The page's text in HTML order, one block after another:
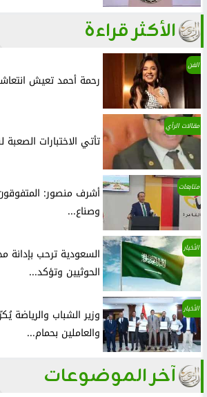
الأكثر قراءة
الفن
رحمة أحمد تعيش انتعاشة
مقالات الرأي
تأتي الاختبارات الصعبة
متابعات
أشرف منصور:
وصناع...
الأخبار
السعودية ترحب
الحوثيين وتؤكد...
الأخبار
وزير الشباب والرياضة
والعاملين بحمام...
آخر الموضوعات